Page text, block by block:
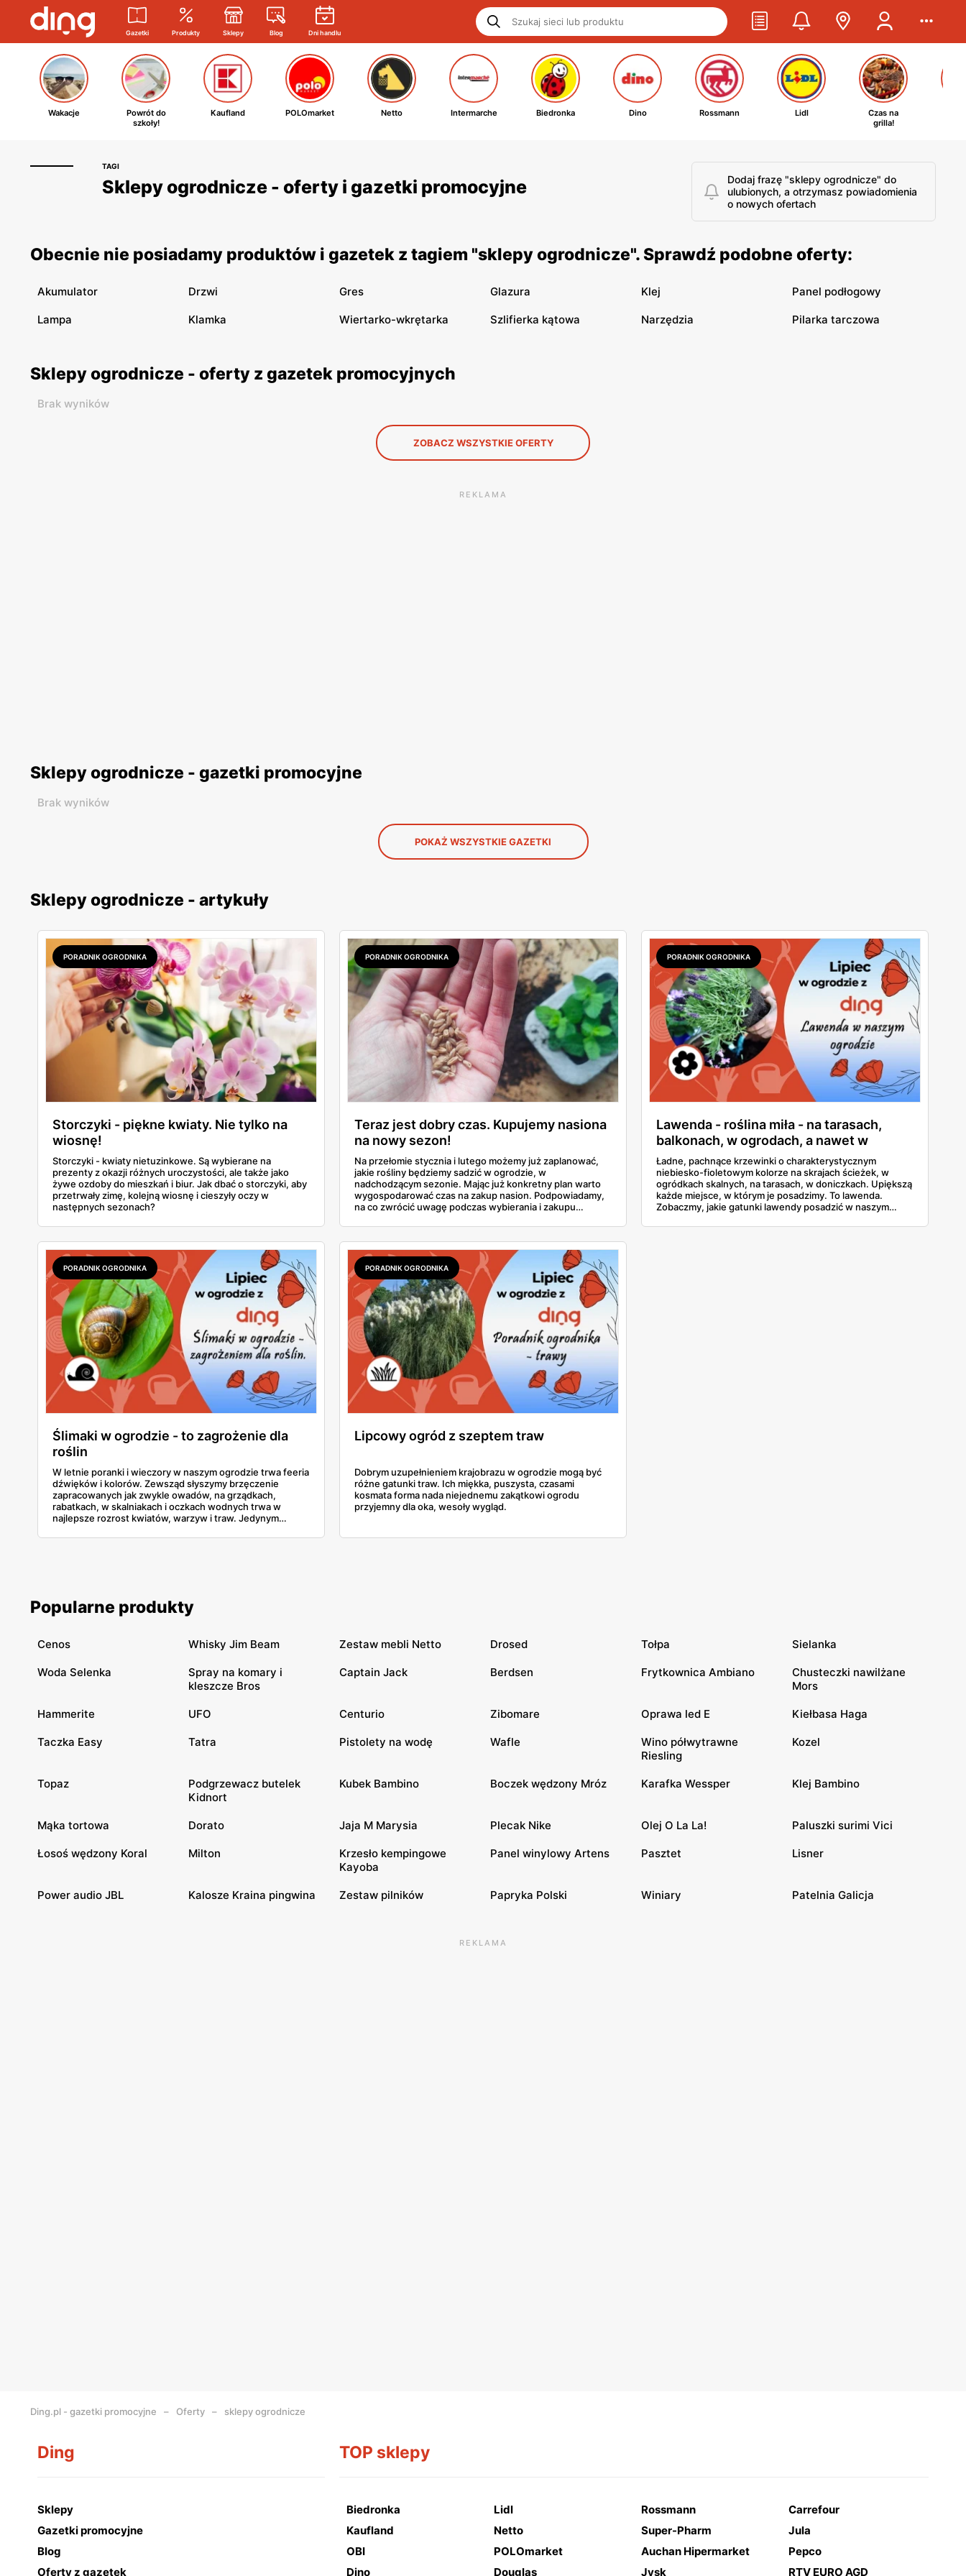
Gazetki Produkty Sklepy Blog Dni handlu
Wakacje
Powrót do
szkoły!
Kaufland POLOmarket Netto Intermarche Biedronka Dino Rossmann Lidl
Czas na
grilla!
TAGI
Sklepy ogrodnicze - oferty i gazetki promocyjne
Dodaj frazę "sklepy ogrodnicze" do
ulubionych, a otrzymasz powiadomienia
o nowych ofertach
Obecnie nie posiadamy produktów i gazetek z tagiem "sklepy ogrodnicze". Sprawdź podobne oferty:
Akumulator Drzwi Gres Glazura Klej Panel podłogowy
Lampa Klamka Wiertarko-wkrętarka Szlifierka kątowa Narzędzia Pilarka tarczowa
Sklepy ogrodnicze - oferty z gazetek promocyjnych
Brak wyników
ZOBACZ WSZYSTKIE OFERTY
REKLAMA
Sklepy ogrodnicze - gazetki promocyjne
Brak wyników
POKAŻ WSZYSTKIE GAZETKI
Sklepy ogrodnicze - artykuły
PORADNIK OGRODNIKA
Storczyki - piękne kwiaty. Nie tylko na
wiosnę!
Storczyki - kwiaty nietuzinkowe. Są wybierane na
prezenty z okazji różnych uroczystości, ale także jako
żywe ozdoby do mieszkań i biur. Jak dbać o storczyki, aby
przetrwały zimę, kolejną wiosnę i cieszyły oczy w
następnych sezonach?
PORADNIK OGRODNIKA
Teraz jest dobry czas. Kupujemy nasiona
na nowy sezon!
Na przełomie stycznia i lutego możemy już zaplanować,
jakie rośliny będziemy sadzić w ogrodzie, w
nadchodzącym sezonie. Mając już konkretny plan warto
wygospodarować czas na zakup nasion. Podpowiadamy,
na co zwrócić uwagę podczas wybierania i zakupu
PORADNIK OGRODNIKA
Lawenda - roślina miła - na tarasach,
balkonach, w ogrodach, a nawet w
doniczkach!
Ładne, pachnące krzewinki o charakterystycznym
niebiesko-fioletowym kolorze na skrajach ścieżek, w
ogródkach skalnych, na tarasach, w doniczkach. Upiększą
każde miejsce, w którym je posadzimy. To lawenda.
Zobaczmy, jakie gatunki lawendy posadzić w naszym
PORADNIK OGRODNIKA
Ślimaki w ogrodzie - to zagrożenie dla
roślin
W letnie poranki i wieczory w naszym ogrodzie trwa feeria
dźwięków i kolorów. Zewsząd słyszymy brzęczenie
zapracowanych jak zwykle owadów, na grządkach,
rabatkach, w skalniakach i oczkach wodnych trwa w
najlepsze rozrost kwiatów, warzyw i traw. Jedynym
ogrodowej układanki są ślimaki. Zobaczmy, jak sobie z nimi
PORADNIK OGRODNIKA
Lipcowy ogród z szeptem traw
Dobrym uzupełnieniem krajobrazu w ogrodzie mogą być
różne gatunki traw. Ich miękka, puszysta, czasami
kosmata forma nada niejednemu zakątkowi ogrodu
przyjemny dla oka, wesoły wygląd.
Popularne produkty
Cenos Whisky Jim Beam Zestaw mebli Netto Drosed Tołpa Sielanka
Woda Selenka
Spray na komary i
kleszcze Bros
Captain Jack Berdsen Frytkownica Ambiano
Chusteczki nawilżane
Mors
Hammerite UFO Centurio Zibomare Oprawa led E Kiełbasa Haga
Taczka Easy Tatra Pistolety na wodę Wafle
Wino półwytrawne
Riesling
Kozel
Topaz
Podgrzewacz butelek
Kidnort
Kubek Bambino Boczek wędzony Mróz Karafka Wessper Klej Bambino
Mąka tortowa Dorato Jaja M Marysia Plecak Nike Olej O La La! Paluszki surimi Vici
Łosoś wędzony Koral Milton
Krzesło kempingowe
Kayoba
Panel winylowy Artens Pasztet Lisner
Power audio JBL Kalosze Kraina pingwina Zestaw pilników Papryka Polski Winiary Patelnia Galicja
REKLAMA
Ding.pl - gazetki promocyjne Oferty sklepy ogrodnicze
Ding
Sklepy
Gazetki promocyjne
Blog
Oferty z gazetek
TOP sklepy
Biedronka Lidl Rossmann
Carrefour
Kaufland
Netto Super-Pharm
Jula
OBI
POLOmarket Auchan Hipermarket
Pepco
Dino
Douglas Jysk RTV EURO AGD